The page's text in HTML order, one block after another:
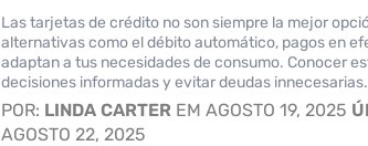
Las tarjetas de crédito no son siempre la mejor
alternativas como el débito automático, pagos en
adaptan a tus necesidades de consumo. Conocer
decisiones informadas y evitar deudas innecesarias.
POR: LINDA CARTER EM AGOSTO 19, 2025
AGOSTO 22, 2025